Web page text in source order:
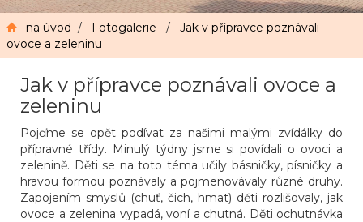
na úvod / Fotogalerie / Jak v přípravce poznávali
ovoce a zeleninu
Jak v přípravce poznávali ovoce a
zeleninu
Pojďme se opět podívat za našimi malými zvídálky do
přípravné třídy. Minulý týdny jsme si povídali o ovoci a
zelenině. Děti se na toto téma učily básničky, písničky a
hravou formou poznávaly a pojmenovávaly různé druhy.
Zapojením smyslů (chuť, čich, hmat) děti rozlišovaly, jak
ovoce a zelenina vypadá, voní a chutná. Děti ochutnávka